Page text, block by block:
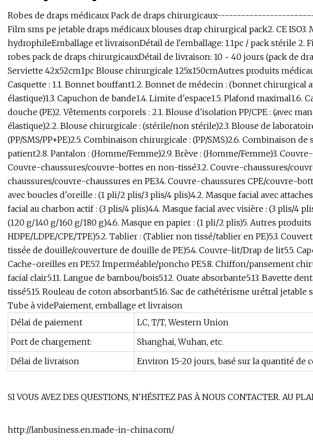
Robes de draps médicaux Pack de draps
Film sms pe jetable draps médicaux blouses drap chirurgical pack2. CE ISO3.
hydrophileEmballage et livraisonDétail de l'emballage: 1.1pc / pack stérile 2.
robes pack de draps chirurgicauxDétail de livraison: 10 ~ 40 jours (pack de
Serviette 42x52cm1pc Blouse chirurgicale 125x150cmAutres produits
Casquette : 1.1. Bonnet bouffant1.2. Bonnet de médecin : (bonnet chirurgical
élastique)1.3. Capuchon de bande1.4. Limite d'espace1.5. Plafond maximal1.6.
douche (PE)2. Vêtements corporels : 2.1. Blouse d'isolation PP/CPE : (avec
élastique)2.2. Blouse chirurgicale : (stérile/non stérile)2.3. Blouse de
(PP/SMS/PP+PE)2.5. Combinaison chirurgicale : (PP/SMS)2.6. Combinaison de
patient2.8. Pantalon : (Homme/Femme)2.9. Brève : (Homme/Femme)3.
Couvre-chaussures/couvre-bottes en non-tissé3.2. Couvre-chaussures/
chaussures/couvre-chaussures en PE3.4. Couvre-chaussures CPE/couvre-
avec boucles d'oreille : (1 pli/2 plis/3 plis/4 plis)4.2. Masque facial avec
facial au charbon actif : (3 plis/4 plis)4.4. Masque facial avec visière : (3 plis/4
(120 g/140 g/160 g/180 g)4.6. Masque en papier : (1 pli/2 plis)5. Autres produits
HDPE/LDPE/CPE/TPE)5.2. Tablier : (Tablier non tissé/tablier en PE)5.3.
tissée de douille/couverture de douille de PE)5.4. Couvre-lit/Drap de lit5.5.
Cache-oreilles en PE5.7. Imperméable/poncho PE5.8. Chiffon/pansement
facial clair5.11. Langue de bambou/bois5.12. Ouate absorbante5.13. Bavette
tissé5.15. Rouleau de coton absorbant5.16. Sac de cathétérisme urétral jetable
Tube à videPaiement, emballage et livraison
Délai de paiement
LC, T/T, Western Union
Port de chargement:
Shanghai, Wuhan, etc.
Délai de livraison
Environ 15-20 jours, basé sur la quantité de
SI VOUS AVEZ DES QUESTIONS, N'HÉSITEZ PAS À NOUS CONTACTER. AU
http://lanbusiness.en.made-in-china.com/